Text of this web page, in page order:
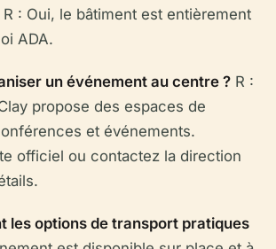
R : Oui, le bâtiment est entièrement
ADA.
un événement au centre ? R :
propose des espaces de
et événements.
officiel ou contactez la direction
les options de transport pratiques